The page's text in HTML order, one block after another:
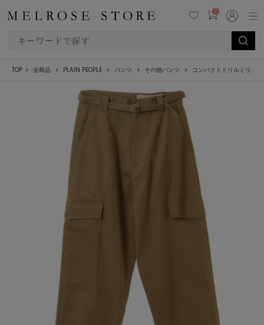
0
TOP 全商品 PLAIN PEOPLE パンツ その他パンツ コンパクトドリルミリタ